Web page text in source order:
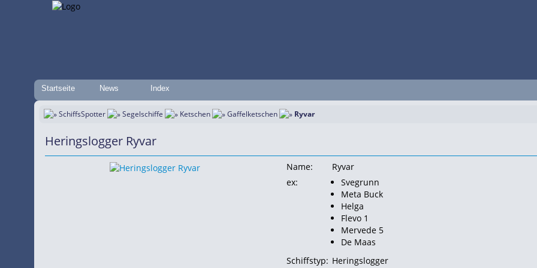
Startseite News Index
SchiffsSpotter Segelschiffe Ketschen Gaffelketschen Ryvar
Heringslogger Ryvar
Name:
Ryvar
ex:
Svegrunn
Meta Buck
Helga
Flevo 1
Mervede 5
De Maas
Schiffstyp: Heringslogger